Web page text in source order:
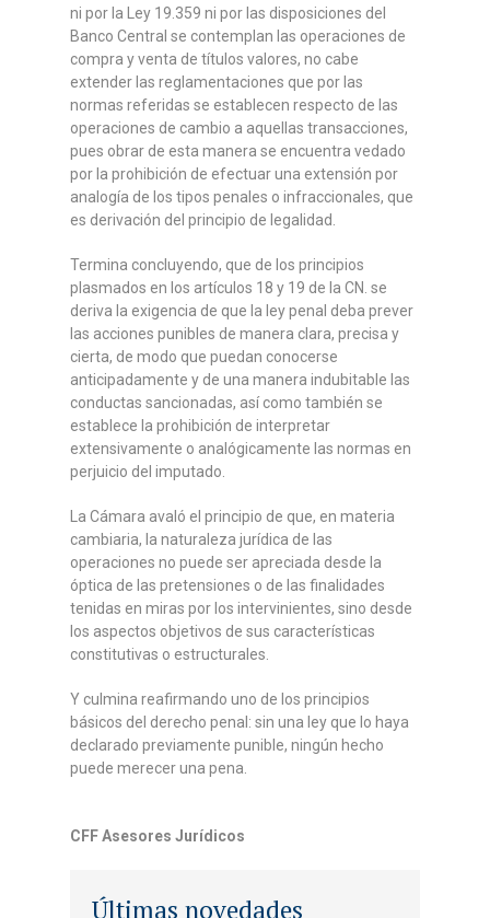
ni por la Ley 19.359 ni por las disposiciones del
Banco Central se contemplan las operaciones de
compra y venta de títulos valores, no cabe
extender las reglamentaciones que por las
normas referidas se establecen respecto de las
operaciones de cambio a aquellas transacciones,
pues obrar de esta manera se encuentra vedado
por la prohibición de efectuar una extensión por
analogía de los tipos penales o infraccionales, que
es derivación del principio de legalidad.
Termina concluyendo, que de los principios
plasmados en los artículos 18 y 19 de la CN. se
deriva la exigencia de que la ley penal deba prever
las acciones punibles de manera clara, precisa y
cierta, de modo que puedan conocerse
anticipadamente y de una manera indubitable las
conductas sancionadas, así como también se
establece la prohibición de interpretar
extensivamente o analógicamente las normas en
perjuicio del imputado.
La Cámara avaló el principio de que, en materia
cambiaria, la naturaleza jurídica de las
operaciones no puede ser apreciada desde la
óptica de las pretensiones o de las finalidades
tenidas en miras por los intervinientes, sino desde
los aspectos objetivos de sus características
constitutivas o estructurales.
Y culmina reafirmando uno de los principios
básicos del derecho penal: sin una ley que lo haya
declarado previamente punible, ningún hecho
puede merecer una pena.
CFF Asesores Jurídicos
Últimas novedades